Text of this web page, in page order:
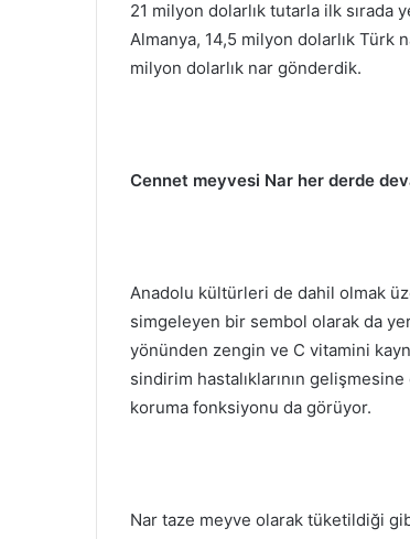
21 milyon dolarlık tutarla ilk sırada
Almanya, 14,5 milyon dolarlık Türk
milyon dolarlık nar gönderdik.
Cennet meyvesi Nar her derde
Anadolu kültürleri de dahil olmak
simgeleyen bir sembol olarak da
yönünden zengin ve C vitamini
sindirim hastalıklarının
koruma fonksiyonu da görüyor.
Nar taze meyve olarak tüketildiği